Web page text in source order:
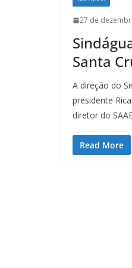
27 de
Santa
A direção do
presidente
diretor do
Read More